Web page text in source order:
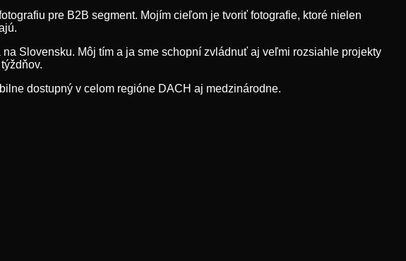
pre B2B segment. Mojím cieľom je tvoriť fotografie, ktoré nielen
Slovensku. Môj tím a ja sme schopní zvládnuť aj veľmi rozsiahle projekty
dostupný v celom regióne DACH aj medzinárodne.